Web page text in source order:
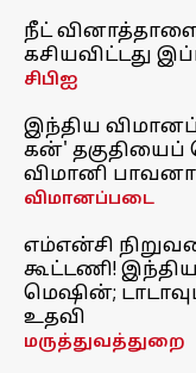
நீட்
கசியவிட்டது
சிபிஐ
இந்திய
கன்'
விமானி
விமானப்படை
எம்என்சி
கூட்டணி!
மெஷின்;
உதவி
மருத்துவத்துறை